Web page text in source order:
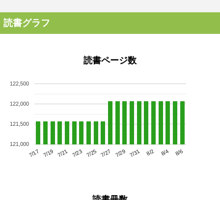
読書グラフ
読書ページ数
7/17 7/19 7/21 7/23 7/25 7/27 7/29 7/31 8/2 8/4 8/6
121,000
121,500
122,000
122,500